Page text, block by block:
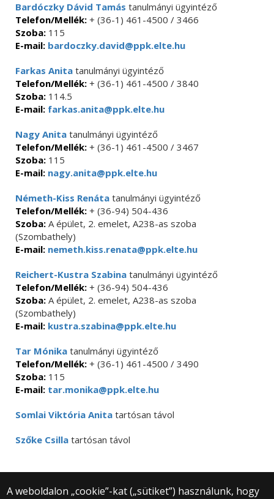
Bardóczky Dávid Tamás tanulmányi ügyintéző
Telefon/Mellék: + (36-1) 461-4500 / 3466
Szoba: 115
E-mail: bardoczky.david@ppk.elte.hu
Farkas Anita tanulmányi ügyintéző
Telefon/Mellék: + (36-1) 461-4500 / 3840
Szoba: 114.5
E-mail: farkas.anita@ppk.elte.hu
Nagy Anita tanulmányi ügyintéző
Telefon/Mellék: + (36-1) 461-4500 / 3467
Szoba: 115
E-mail: nagy.anita@ppk.elte.hu
Németh-Kiss Renáta tanulmányi ügyintéző
Telefon/Mellék: + (36-94) 504-436
Szoba: A épület, 2. emelet, A238-as szoba
(Szombathely)
E-mail: nemeth.kiss.renata@ppk.elte.hu
Reichert-Kustra Szabina tanulmányi ügyintéző
Telefon/Mellék: + (36-94) 504-436
Szoba: A épület, 2. emelet, A238-as szoba
(Szombathely)
E-mail: kustra.szabina@ppk.elte.hu
Tar Mónika tanulmányi ügyintéző
Telefon/Mellék: + (36-1) 461-4500 / 3490
Szoba: 115
E-mail: tar.monika@ppk.elte.hu
Somlai Viktória Anita tartósan távol
Szőke Csilla tartósan távol
A weboldalon „cookie”-kat („sütiket”) használunk, hogy